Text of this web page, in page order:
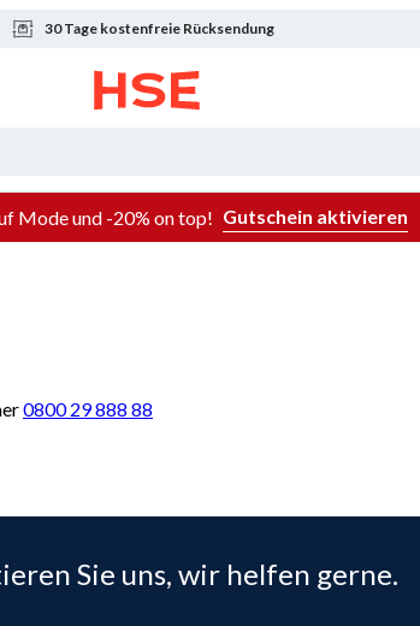
30 Tage kostenfreie Rücksendung
Mode und -20% on top! Gutschein aktivieren
0800 29 888 88
Sie uns, wir helfen gerne.